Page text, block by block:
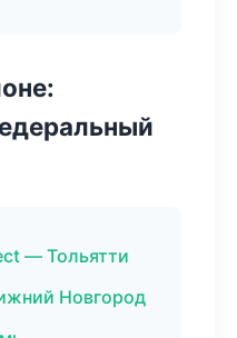
— Тольятти
Новгород